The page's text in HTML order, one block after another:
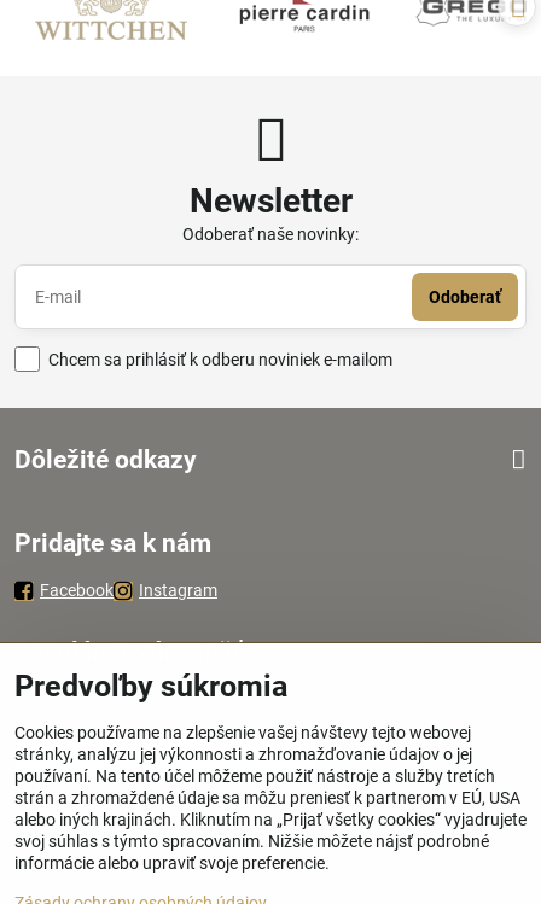
Newsletter
Odoberať naše novinky:
Odoberať
Chcem sa prihlásiť k odberu noviniek e-mailom
Dôležité odkazy
Pridajte sa k nám
Facebook Instagram
Zavoláme Vám späť
Odoslať
Predvoľby súkromia
Cookies používame na zlepšenie vašej návštevy tejto webovej
stránky, analýzu jej výkonnosti a zhromažďovanie údajov o jej
používaní. Na tento účel môžeme použiť nástroje a služby tretích
strán a zhromaždené údaje sa môžu preniesť k partnerom v EÚ, USA
alebo iných krajinách. Kliknutím na „Prijať všetky cookies“ vyjadrujete
svoj súhlas s týmto spracovaním. Nižšie môžete nájsť podrobné
informácie alebo upraviť svoje preferencie.